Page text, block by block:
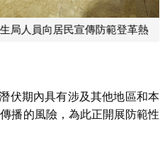
伏期內具有涉及其他地區和本
播的風險，為此正開展防範性